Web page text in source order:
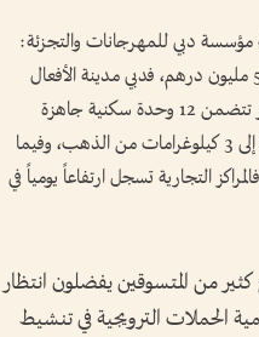
مؤسسة دبي للمهرجانات والتجزئة:
نقدم هذا العام نسخة استثنائية تتضمن باقة متنوعة من الجوائز، تتجاوز 50 مليون درهم، فدبي مدينة الأفعال
والمفاجآت غير المسبوقة، وهذا العام - ولأول مرة - قدم خلال المهرجان جوائز تتضمن 12 وحدة سكنية جاهزة
للتسليم الفوري، و35 سيارة سيتم توزيعها على مدار موسم الصيف، إضافة إلى 3 كيلوغرامات من الذهب، وفيما
التجارية تسجل ارتفاعاً يومياً في
من المتسوقين يفضلون انتظار
الحملات الترويجية في تنشيط